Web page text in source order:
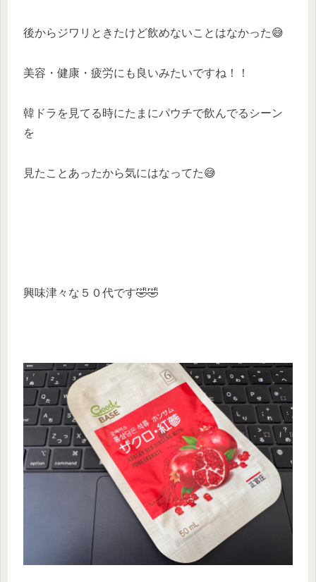
後からジワリときたけど飲めないことはなかった😅
美容・健康・疲労にも良いみたいですね！！
韓ドラを見てる時にたまにパウチで飲んでるシーン
を
見たことあったから気にはなってた😅
興味津々な５０代です🤣🤣